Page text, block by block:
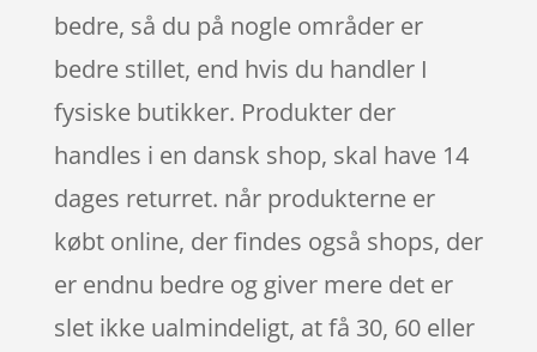
bedre, så du på nogle områder er
bedre stillet, end hvis du handler I
fysiske butikker. Produkter der
handles i en dansk shop, skal have 14
dages returret. når produkterne er
købt online, der findes også shops, der
er endnu bedre og giver mere det er
slet ikke ualmindeligt, at få 30, 60 eller